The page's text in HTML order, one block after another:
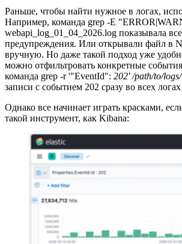
Раньше, чтобы найти нужное в логах,
Например, команда grep -E
webapi_log_01_04_2026.log показывала
предупреждения. Или открывали файл в
вручную. Но даже такой подход уже
можно отфильтровать конкретные
команда grep -r '"EventId": 202' /path/to/logs/
записи с событием 202 сразу во всех
Однако все начинает играть красками,
такой инструмент, как Kibana: